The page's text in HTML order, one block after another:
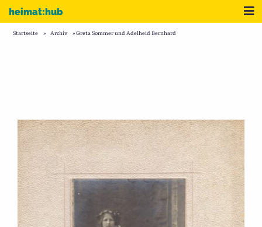
Zum Inhalt
heimat:hub
Startseite » Archiv »Greta Sommer und Adelheid Bernhard